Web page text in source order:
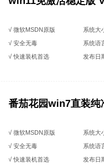
√ 微软MSDN原版
系统大
√ 安全无毒
系统语
√ 快速装机首选
发布日
番茄花园win7直装
√ 微软MSDN原版
系统大
√ 安全无毒
系统语
√ 快速装机首选
发布日